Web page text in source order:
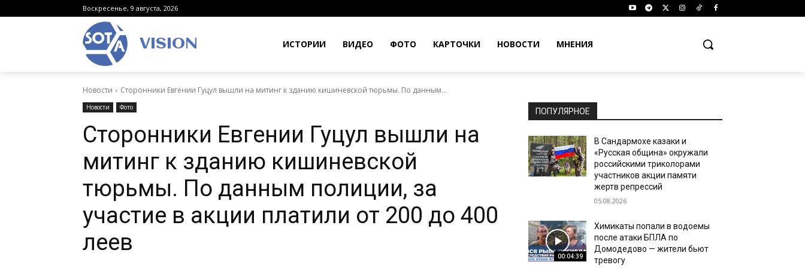
Воскресенье, 9 августа, 2026
VISION ИСТОРИИ ВИДЕО ФОТО КАРТОЧКИ НОВОСТИ МНЕНИЯ
Новости Сторонники Евгении Гуцул вышли на митинг к зданию кишиневской тюрьмы. По данным...
Новости Фото
Сторонники Евгении Гуцул вышли на
митинг к зданию кишиневской
тюрьмы. По данным полиции, за
участие в акции платили от 200 до 400
леев
ПОПУЛЯРНОЕ
В Сандармохе казаки и
«Русская община» окружали
российскими триколорами
участников акции памяти
жертв репрессий
05.08.2026
00:04:39
Химикаты попали в водоемы
после атаки БПЛА по
Домодедово — жители бьют
тревогу